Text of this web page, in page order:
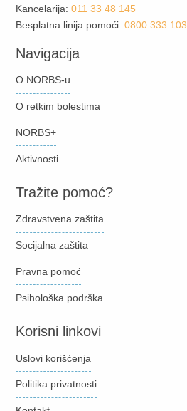
Kancelarija: 011 33 48 145
Besplatna linija pomoći: 0800 333 103
Navigacija
O NORBS-u
O retkim bolestima
NORBS+
Aktivnosti
Tražite pomoć?
Zdravstvena zaštita
Socijalna zaštita
Pravna pomoć
Psihološka podrška
Korisni linkovi
Uslovi korišćenja
Politika privatnosti